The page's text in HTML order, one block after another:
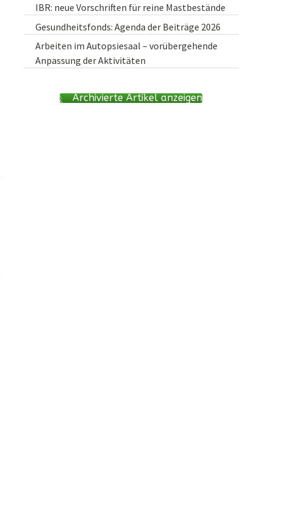
IBR: neue Vorschriften für reine Mastbestände
Gesundheitsfonds: Agenda der Beiträge 2026
Arbeiten im Autopsiesaal – vorübergehende
Anpassung der Aktivitäten
Archivierte Artikel anzeigen